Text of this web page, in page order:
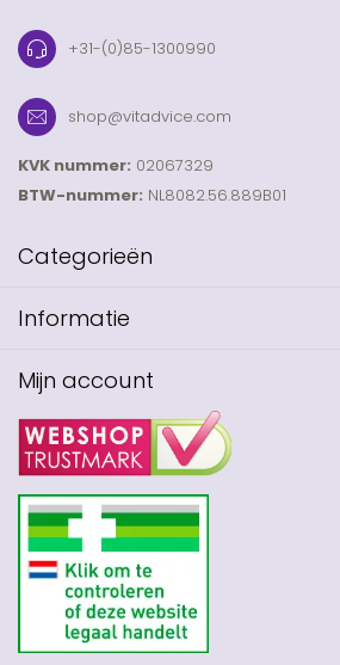
+31-(0)85-1300990
shop@vitadvice.com
KVK nummer: 02067329
BTW-nummer: NL8082.56.889B01
Categorieën
Informatie
Mijn account